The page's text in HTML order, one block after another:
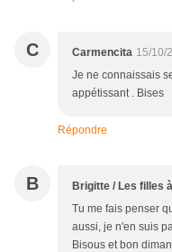
C Carmencita 15/10/
Je ne connaissais
appétissant . Bises
Répondre
B Brigitte / Les filles
Tu me fais penser
aussi, je n'en suis
Bisous et bon